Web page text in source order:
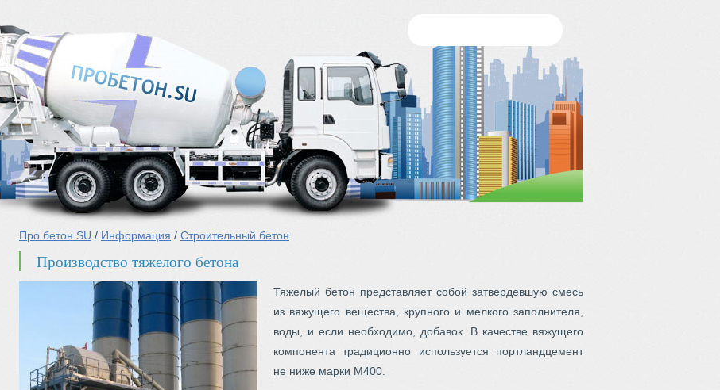
Про бетон.SU / Информация / Строительный бетон
Производство тяжелого бетона
Тяжелый бетон представляет собой затвердевшую смесь
из вяжущего вещества, крупного и мелкого заполнителя,
воды, и если необходимо, добавок. В качестве вяжущего
компонента традиционно используется портландцемент
не ниже марки М400.